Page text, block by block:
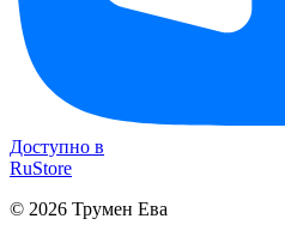
Доступно в
RuStore
© 2026 Трумен Ева